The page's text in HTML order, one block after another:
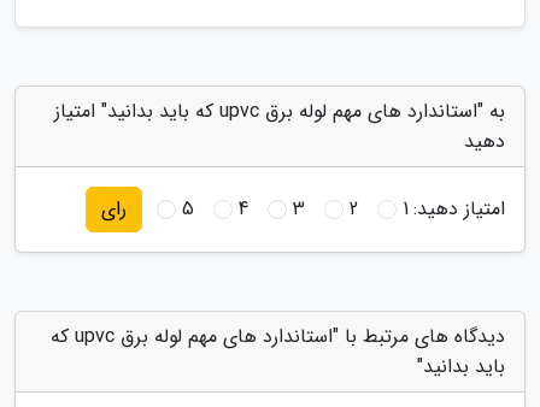
به "استاندارد های مهم لوله برق upvc که باید بدانید" امتیاز
دهید
امتیاز دهید:1
2
3
4
5 رای
دیدگاه های مرتبط با "استاندارد های مهم لوله برق upvc که
باید بدانید"